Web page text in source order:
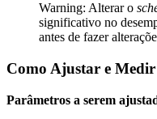
Warning: Alterar o
significativo no
antes de fazer
Como Ajustar e Medir
Parâmetros a serem